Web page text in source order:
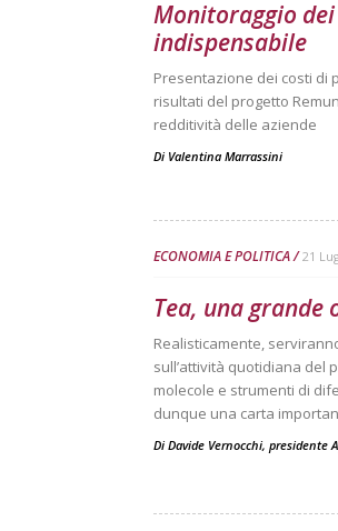
Monitoraggio
indispensabile
Presentazione dei costi di
risultati del progetto
redditività delle aziende
Di Valentina Marrassini
ECONOMIA E POLITICA 21
Tea, una
Realisticamente,
sull’attività quotidiana del
molecole e strumenti di
dunque una carta
Di Davide Vernocchi, presidente